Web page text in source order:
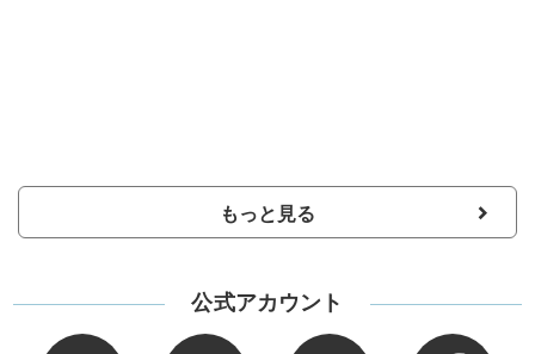
もっと見る
公式アカウント